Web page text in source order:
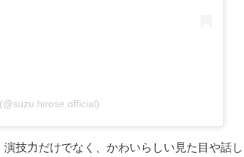
技力だけでなく、かわいらしい見た目や話し